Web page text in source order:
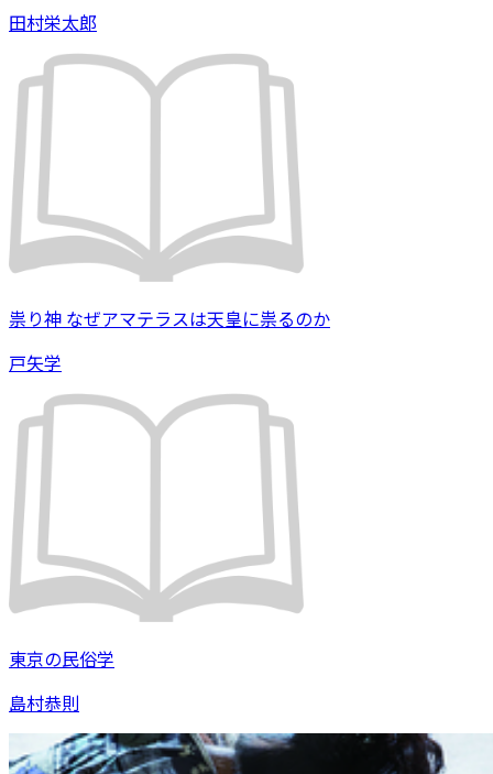
田村栄太郎
祟り神 なぜアマテラスは天皇に祟るのか
戸矢学
東京の民俗学
島村恭則